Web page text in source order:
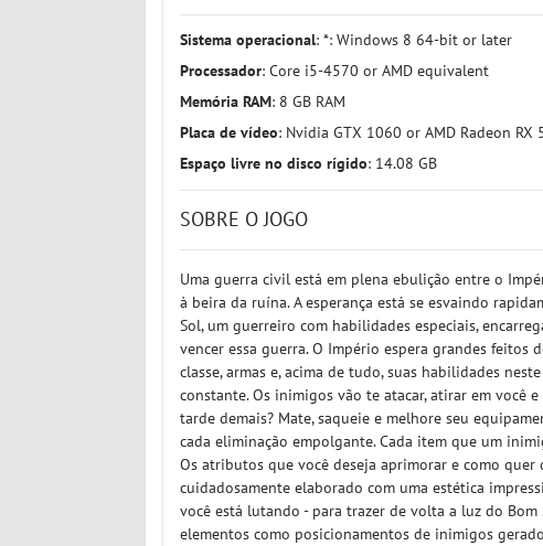
Sistema operacional: *: Windows 8 64-bit or later
Processador: Core i5-4570 or AMD equivalent
Memória RAM: 8 GB RAM
Placa de vídeo: Nvidia GTX 1060 or AMD Radeon RX
Espaço livre no disco rígido: 14.08 GB
SOBRE O JOGO
Uma guerra civil está em plena ebulição entre o
à beira da ruína. A esperança está se esvaindo
Sol, um guerreiro com habilidades especiais,
vencer essa guerra. O Império espera grandes
classe, armas e, acima de tudo, suas habilidades
constante. Os inimigos vão te atacar, atirar em você
tarde demais? Mate, saqueie e melhore seu
cada eliminação empolgante. Cada item que um
Os atributos que você deseja aprimorar e como quer
cuidadosamente elaborado com uma estética
você está lutando - para trazer de volta a luz do
elementos como posicionamentos de inimigos